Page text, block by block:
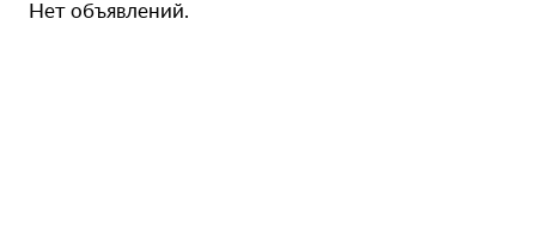
Нет объявлений.